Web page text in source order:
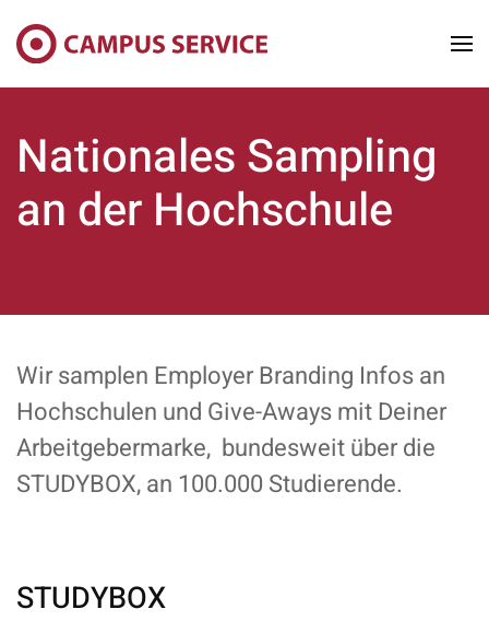
Skip to main content
Nationales Sampling
an der Hochschule
Wir samplen Employer Branding Infos an
Hochschulen und Give-Aways mit Deiner
Arbeitgebermarke, bundesweit über die
STUDYBOX, an 100.000 Studierende.
STUDYBOX